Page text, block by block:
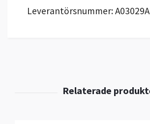
Leverantörsnummer: A03029A